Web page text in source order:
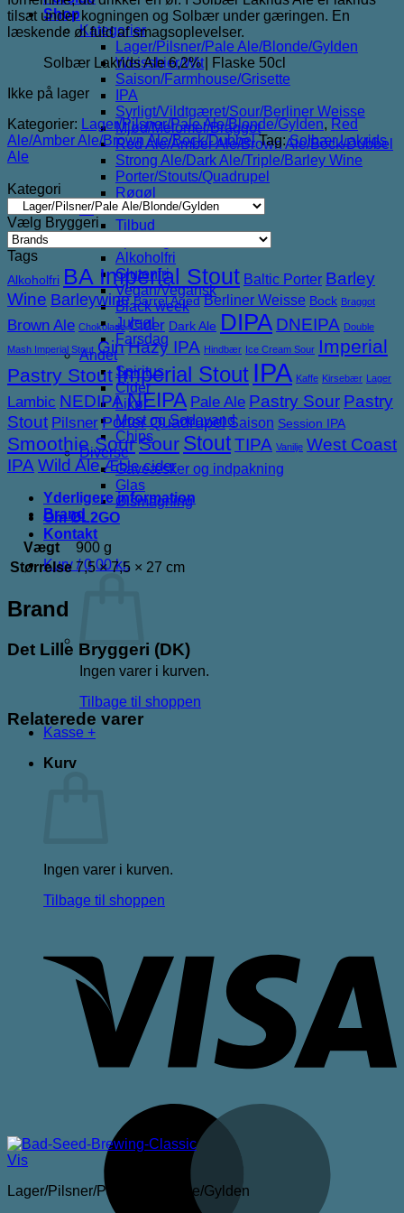
Shop
Kategorier
Lager/Pilsner/Pale Ale/Blonde/Gylden
Weissbier/Wit
Saison/Farmhouse/Grisette
IPA
Syrligt/Vildtgæret/Sour/Berliner Weisse
Mjød/Melomel/Braggot
Red Ale/Amber Ale/Brown Ale/Bock/Dubbel
Strong Ale/Dark Ale/Triple/Barley Wine
Porter/Stouts/Quadrupel
Røgøl
Øl
Tilbud
Alkoholfri
Glutenfri
Vegan/Vegansk
Black week
Juleøl
Farsdag
Andet
Spiritus
Cider
Likør
Most og Sodavand
Chips
Diverse
Gaveæsker og indpakning
Glas
Ølsmagning
Om ØL2GO
Kontakt
Kurv /0,00kr.
Ingen varer i kurven.
Tilbage til shoppen
Kasse +
Kurv
Ingen varer i kurven.
Tilbage til shoppen
tilsat under kogningen og Solbær under gæringen. En
læskende øl fuld af smagsoplevelser.
Solbær Lakrids Ale 6,2% | Flaske 50cl
Ikke på lager
Kategorier: Lager/Pilsner/Pale Ale/Blonde/Gylden, Red
Ale/Amber Ale/Brown Ale/Bock/Dubbel Tag:Solbær Lakrids
Ale
Kategori
Vælg Bryggeri
Tags
Alkoholfri BA Imperial Stout Baltic Porter Barley
Wine Barleywine Barrel Aged Berliner Weisse Bock Braggot
Brown Ale Chokolade Cider Dark Ale DIPA DNEIPA Double
Mash Imperial Stout GinHazy IPA Hindbær Ice Cream Sour Imperial
Pastry StoutImperial Stout IPA Kaffe Kirsebær Lager
Lambic NEDIPA NEIPA Pale Ale Pastry Sour Pastry
Stout Pilsner Porter Quadrupel Saison Session IPA
Smoothie SourSour StoutTIPA Vanilje West Coast
IPA Wild Ale Æble cider
Yderligere information
Brand
Vægt
900 g
Størrelse 7,5 × 7,5 × 27 cm
Brand
Det Lille Bryggeri (DK)
Relaterede varer
Vis
Lager/Pilsner/Pale Ale/Blonde/Gylden